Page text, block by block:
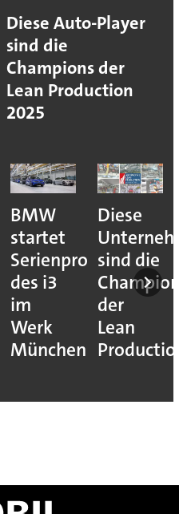
Diese Auto-Player
sind die
Champions der
Lean Production
2025
BMW
startet
Serienproduktion
des i3
im
Werk
München
Diese
sind die
der
Lean